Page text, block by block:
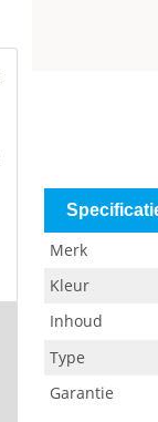
Merk
Kleur
Inhoud
Type
Garantie